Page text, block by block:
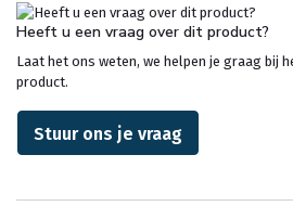
Heeft u een vraag over dit product?
Laat het ons weten, we helpen je graag bij
product.
Stuur ons je vraag